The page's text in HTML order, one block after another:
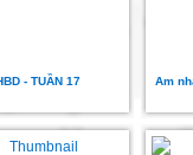
- TUẦN 17 Am